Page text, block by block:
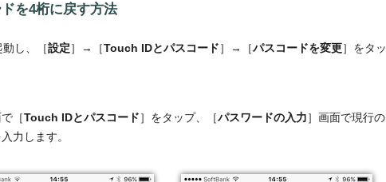
を4桁に戻す方法
動し、［設定］→［Touch IDとパスコード］→［パスコードを変更］をタッ
［Touch IDとパスコード］をタップ、［パスワードの入力］画面で現行の
力します。